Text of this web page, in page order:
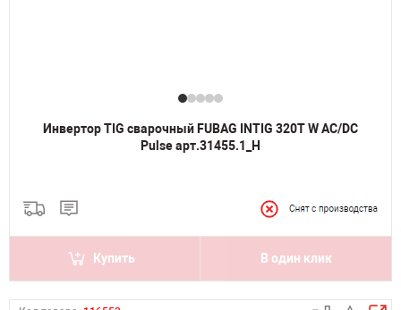
Инвертор TIG сварочный FUBAG INTIG 320T W AC/DC
Pulse арт.31455.1_Н
Купить В один клик